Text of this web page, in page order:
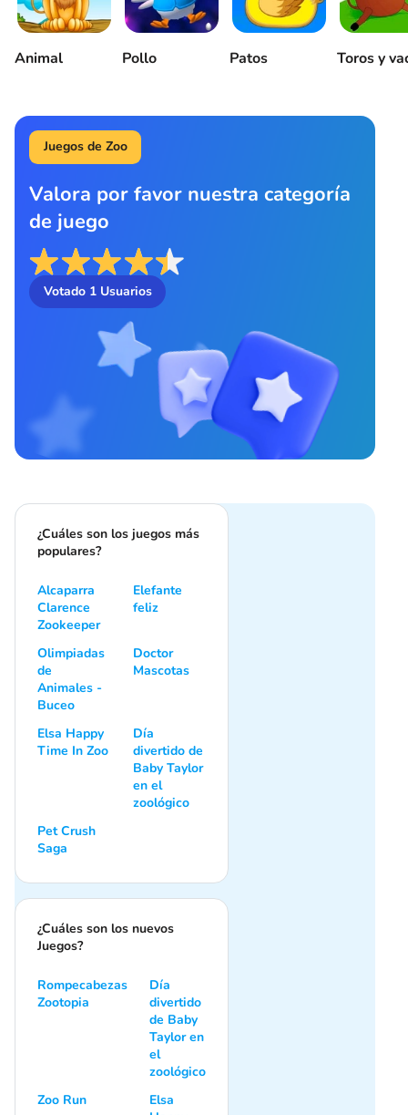
Animal Pollo Patos Toros y
Juegos de Zoo
Valora por favor nuestra categoría
de juego
Votado 1Usuarios
¿Cuáles son los juegos más
populares?
Alcaparra
Clarence
Zookeeper
Elefante
feliz
Olimpiadas
de
Animales -
Buceo
Doctor
Mascotas
Elsa Happy
Time In Zoo
Día
divertido de
Baby Taylor
en el
zoológico
Pet Crush
Saga
¿Cuáles son los nuevos
Juegos?
Rompecabezas
Zootopia
Día
divertido
de Baby
Taylor en
el
zoológico
Zoo Run
Elsa